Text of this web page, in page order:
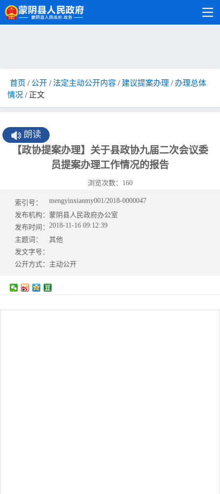
首页 / 公开 /法定主动公开内容 / 建议提案办理 / 办理总体
情况 / 正文
朗读
【政协提案办理】关于县政协九届二次会议委
员提案办理工作情况的报告
浏览次数： 160
索引号：
mengyinxianmy001/2018-0000047
发布机构： 蒙阴县人民政府办公室
发布时间： 2018-11-16 09:12:39
主题词：
其他
发文字号：
公开方式： 主动公开